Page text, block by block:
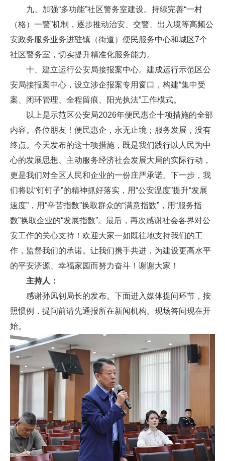
九、加强“多功能”社区警务室建设。持续完善“一村
（格）一警”机制，逐步推动治安、交警、出入境等高频公
安政务服务业务进驻镇（街道）便民服务中心和城区7个
社区警务室，切实提升精准化服务能力。
十、建立运行公安局接报案中心。建成运行示范区公
安局接报案中心，设立涉企报案专用窗口，构建“集中受
案、闭环管理、全程留痕、阳光执法”工作模式。
以上是示范区公安局2026年便民惠企十项措施的全部
内容。各位朋友！便民惠企，永无止境；服务发展，没有
终点。今天发布的这十项措施，既是我们践行以人民为中
心的发展思想、主动服务经济社会发展大局的实际行动，
更是我们对全区人民和企业的一份庄严承诺。下一步，我
们将以“钉钉子”的精神抓好落实，用“公安温度”提升“发展
速度”，用“辛苦指数”换取群众的“满意指数”，用“服务指
数”换取企业的“发展指数”。最后，再次感谢社会各界对公
安工作的关心支持！欢迎大家一如既往地支持我们的工
作，监督我们的承诺。让我们携手共进，为建设更高水平
的平安济源、幸福家园而努力奋斗！谢谢大家！
主持人：
感谢孙凤钊局长的发布。下面进入媒体提问环节，按
照惯例，提问前请先通报所在新闻机构。现场答问现在开
始。